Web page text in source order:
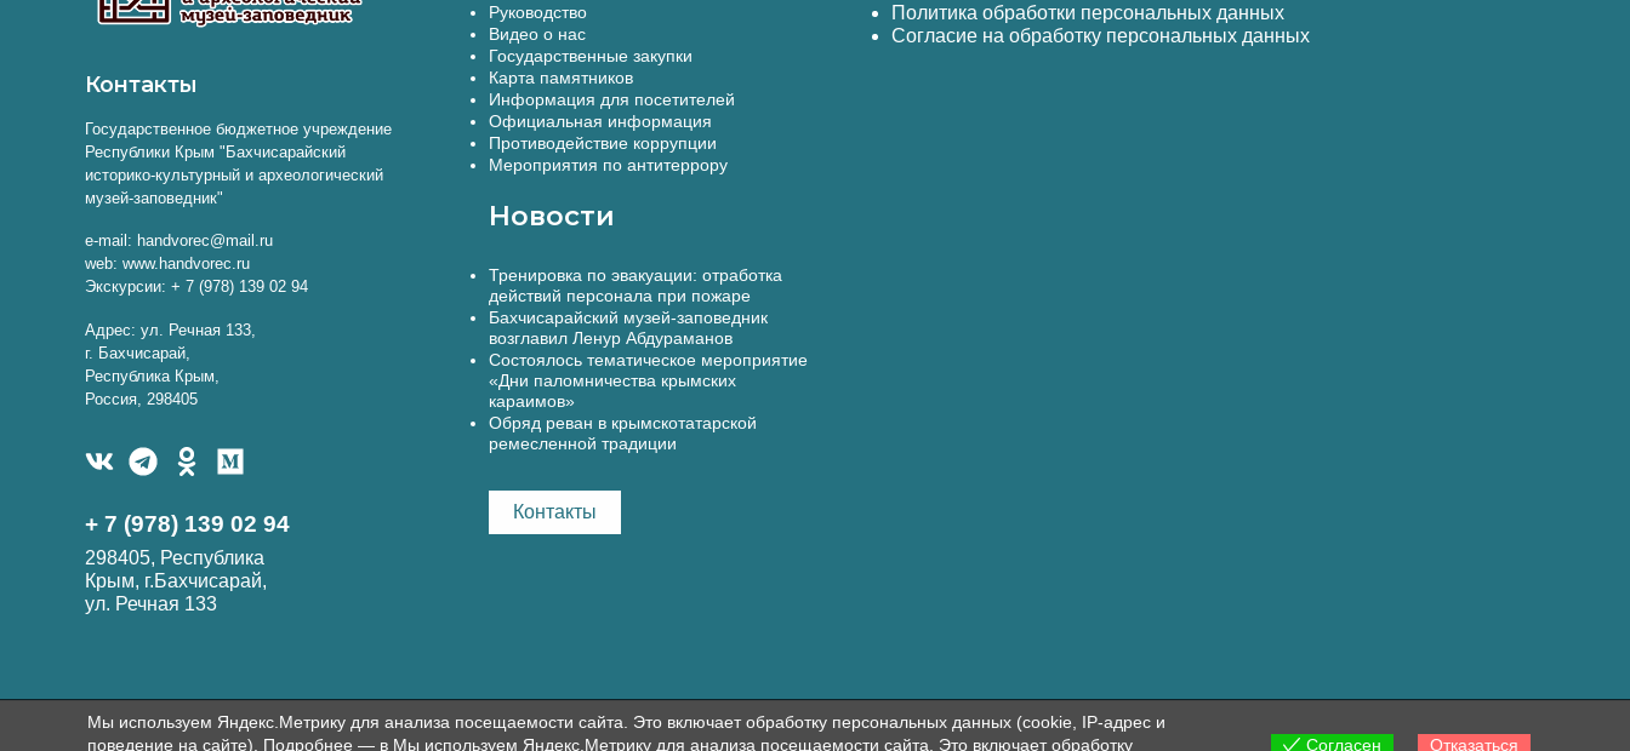
Контакты
Государственное бюджетное учреждение
Республики Крым "Бахчисарайский
историко-культурный и археологический
музей-заповедник"
e-mail: handvorec@mail.ru
web: www.handvorec.ru
Экскурсии: + 7 (978) 139 02 94
Адрес: ул. Речная 133,
г. Бахчисарай,
Республика Крым,
Россия, 298405
+ 7 (978) 139 02 94
298405, Республика
Крым, г.Бахчисарай,
ул. Речная 133
Руководство
Видео о нас
Государственные закупки
Карта памятников
Информация для посетителей
Официальная информация
Противодействие коррупции
Мероприятия по антитеррору
Новости
Тренировка по эвакуации: отработка
действий персонала при пожаре
Бахчисарайский музей-заповедник
возглавил Ленур Абдураманов
Состоялось тематическое мероприятие
«Дни паломничества крымских
караимов»
Обряд реван в крымскотатарской
ремесленной традиции
Контакты
Политика обработки персональных данных
Согласие на обработку персональных данных
Мы используем Яндекс.Метрику для анализа посещаемости сайта. Это включает обработку персональных данных (cookie, IP-адрес и
поведение на сайте). Подробнее — в Мы используем Яндекс.Метрику для анализа посещаемости сайта. Это включает обработку
Согласен Отказаться